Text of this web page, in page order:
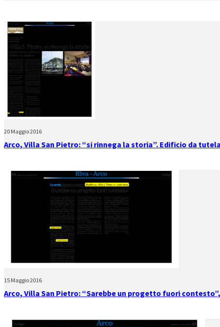
20 Maggio 2016
Arco, Villa San Pietro: “si rinnega la storia”. Edificio da
15 Maggio 2016
Arco, Villa San Pietro: “Sarebbe un progetto fuori